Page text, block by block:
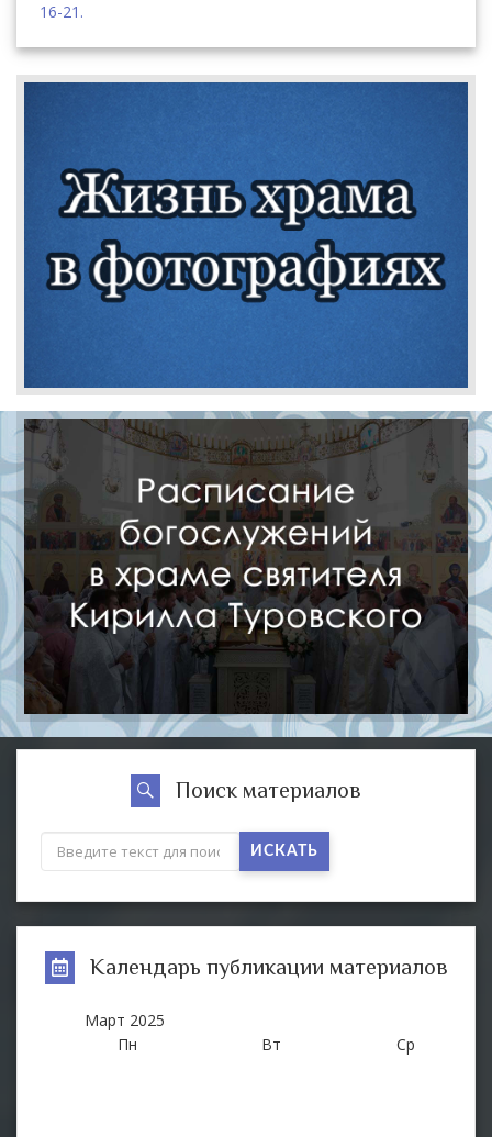
16-21.
Поиск материалов
ИСКАТЬ
Календарь публикации материалов
Март 2025
Пн
Вт Ср